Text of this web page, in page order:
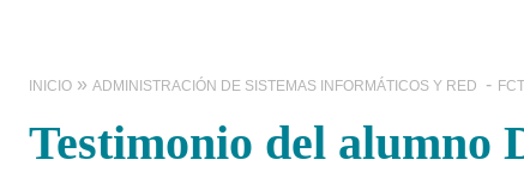
INICIO ADMINISTRACIÓN DE SISTEMAS INFORMÁTICOS Y RED
Testimonio del alumno